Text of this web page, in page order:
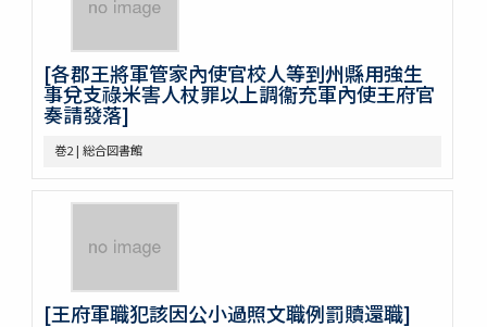
不分巻3
不分巻6
不分巻7
不分巻8
不分巻9
不分巻10
不分巻11
不分巻13
[各郡王將軍管家內使官校人等到州縣用強生
事兌支祿米害人杖罪以上調衞充軍內使王府官
奏請發落]
巻2 | 総合図書館
[王府軍職犯該因公小過照文職例罰贖還職]